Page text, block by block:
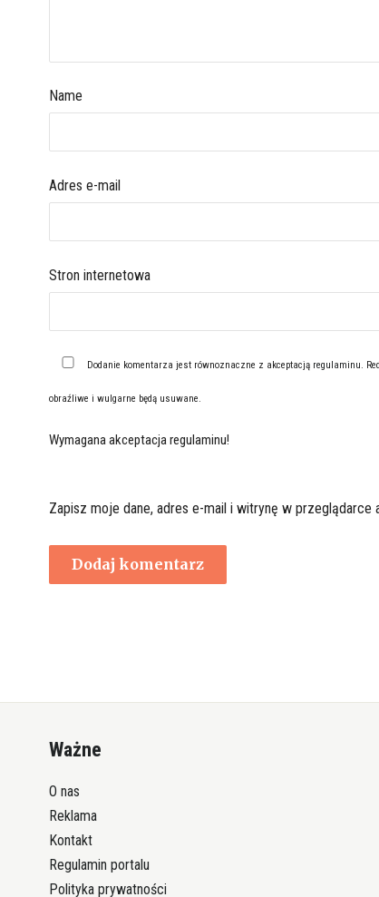
Name
Adres e-mail
Stron internetowa
Dodanie komentarza jest równoznaczne z akceptacją regulaminu.
obraźliwe i wulgarne będą usuwane.
Wymagana akceptacja regulaminu!
Zapisz moje dane, adres e-mail i witrynę w przeglądarce
Ważne
O nas
Reklama
Kontakt
Regulamin portalu
Polityka prywatności